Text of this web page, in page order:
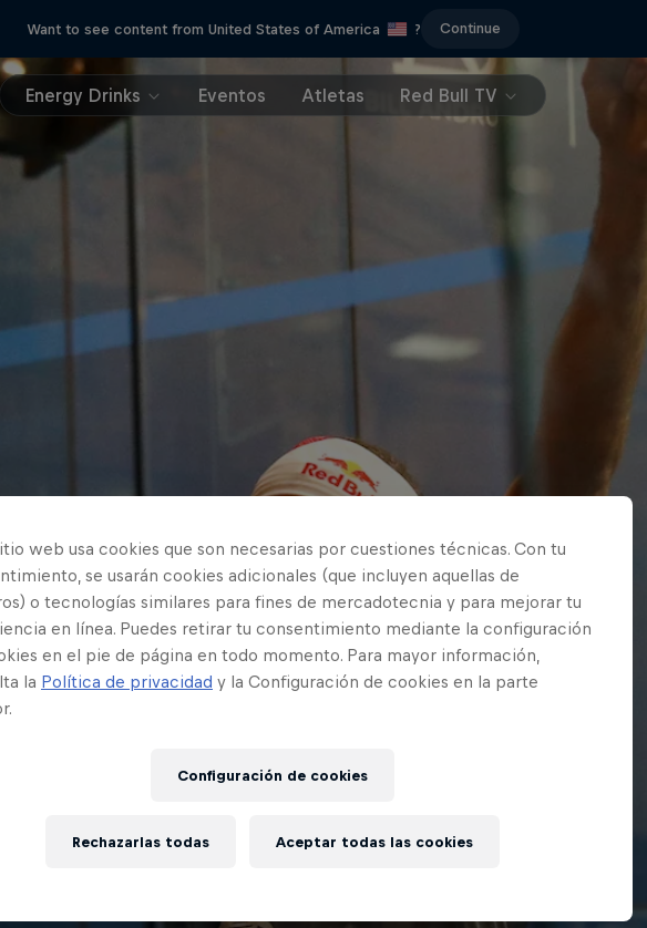
Want to see content from United States of America ? Continue
Energy Drinks Eventos Atletas Red Bull TV
web usa cookies que son necesarias por cuestiones técnicas. Con tu
se usarán cookies adicionales (que incluyen aquellas de
o tecnologías similares para fines de mercadotecnia y para mejorar tu
en línea. Puedes retirar tu consentimiento mediante la configuración
en el pie de página en todo momento. Para mayor información,
la Política de privacidad y la Configuración de cookies en la parte
Configuración de cookies
Rechazarlas todas Aceptar todas las cookies